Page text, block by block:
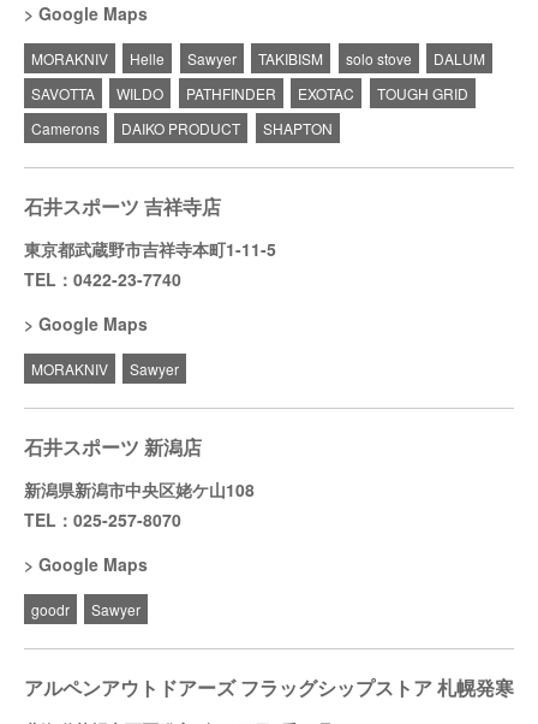
Google Maps
MORAKNIV Helle Sawyer TAKIBISM solo stove
DALUM
SAVOTTA
WILDO PATHFINDER EXOTAC
TOUGH GRID
Camerons
DAIKO PRODUCT SHAPTON
石井スポーツ 吉祥寺店
東京都武蔵野市吉祥寺本町1-11-5
TEL：0422-23-7740
Google Maps
MORAKNIV Sawyer
石井スポーツ 新潟店
新潟県新潟市中央区姥ケ山108
TEL：025-257-8070
Google Maps
goodr Sawyer
アルペンアウトドアーズ フラッグシップストア 札幌発寒